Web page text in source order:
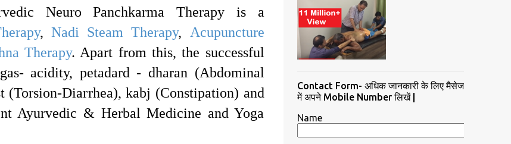
Neuro Panchkarma Therapy is a
,Nadi Steam Therapy, Acupuncture
Therapy. Apart from this, the successful
acidity, petadard - dharan (Abdominal
(Torsion-Diarrhea), kabj (Constipation) and
Ayurvedic & Herbal Medicine and Yoga
Contact Form- अधिक जानकारी के लिए मैसेज
में अपने Mobile Number लिखें |
Name